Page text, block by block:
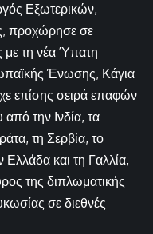
Εξωτερικών,
προχώρησε σε
με τη νέα Ύπατη
Ένωσης, Κάγια
επίσης σειρά επαφών
την Ινδία, τα
τη Σερβία, το
και τη Γαλλία,
της διπλωματικής
σε διεθνές